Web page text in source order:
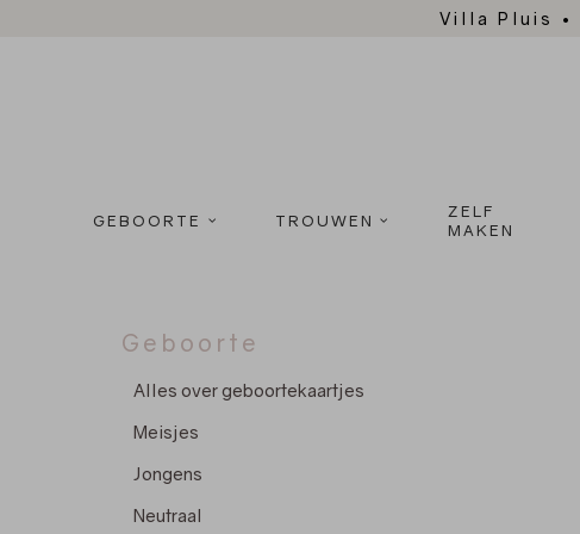
Villa Pluis •
GEBOORTE TROUWEN
ZELF
MAKEN
Geboorte
Alles over geboortekaartjes
Meisjes
Jongens
Neutraal